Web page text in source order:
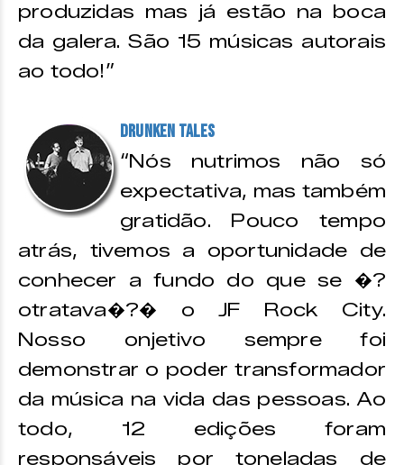
produzidas mas já estão na boca
da galera. São 15 músicas autorais
ao todo!”
Drunken Tales
“Nós nutrimos não só
expectativa, mas também
gratidão. Pouco tempo
atrás, tivemos a oportunidade de
conhecer a fundo do que se �?
otratava�?� o JF Rock City.
Nosso onjetivo sempre foi
demonstrar o poder transformador
da música na vida das pessoas. Ao
todo, 12 edições foram
responsáveis por toneladas de